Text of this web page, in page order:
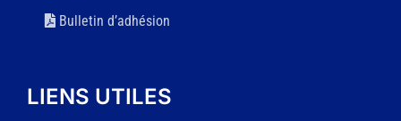
Bulletin d’adhésion
LIENS UTILES